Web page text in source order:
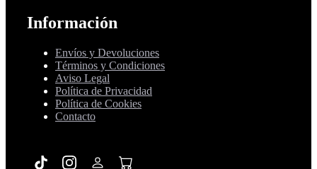
Información
Envíos y Devoluciones
Términos y Condiciones
Aviso Legal
Política de Privacidad
Política de Cookies
Contacto